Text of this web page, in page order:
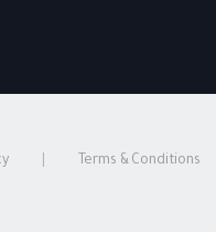
Terms & Conditions